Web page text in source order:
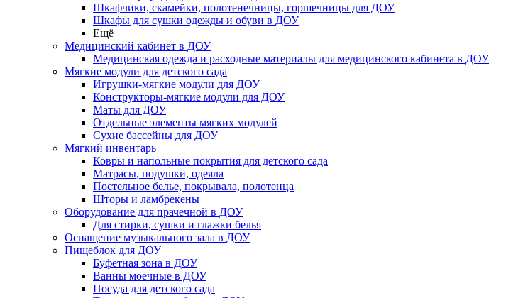
Шкафчики, скамейки, полотенечницы, горшечницы для ДОУ
Шкафы для сушки одежды и обуви в ДОУ
Ещё
Медицинский кабинет в ДОУ
Медицинская одежда и расходные материалы для медицинского кабинета в ДОУ
Мягкие модули для детского сада
Игрушки-мягкие модули для ДОУ
Конструкторы-мягкие модули для ДОУ
Маты для ДОУ
Отдельные элементы мягких модулей
Сухие бассейны для ДОУ
Мягкий инвентарь
Ковры и напольные покрытия для детского сада
Матрасы, подушки, одеяла
Постельное белье, покрывала, полотенца
Шторы и ламбрекены
Оборудование для прачечной в ДОУ
Для стирки, сушки и глажки белья
Оснащение музыкального зала в ДОУ
Пищеблок для ДОУ
Буфетная зона в ДОУ
Ванны моечные в ДОУ
Посуда для детского сада